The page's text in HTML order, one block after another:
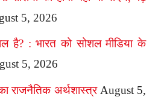
5, 2026
है? : भारत को सोशल मीडिया के
5, 2026
राजनैतिक अर्थशास्त्र August 5,